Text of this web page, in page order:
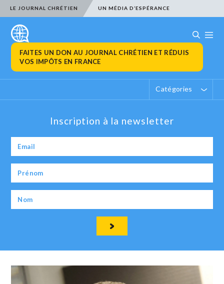
LE JOURNAL CHRÉTIEN UN MÉDIA D’ESPÉRANCE
FAITES UN DON AU JOURNAL CHRÉTIEN ET RÉDUIS
VOS IMPÔTS EN FRANCE
Catégories
Inscription à la newsletter